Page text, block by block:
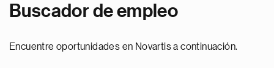
Buscador de empleo
Encuentre oportunidades en Novartis a continuación.